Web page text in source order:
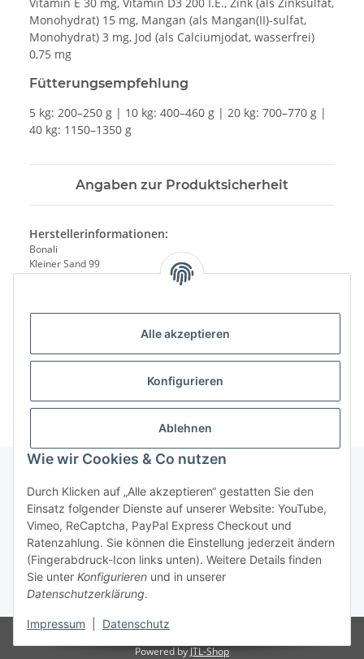
Alle akzeptieren
Konfigurieren
Ablehnen
Wie wir Cookies & Co nutzen
Durch Klicken auf „Alle akzeptieren“ gestatten Sie den
Einsatz folgender Dienste auf unserer Website: YouTube,
Vimeo, ReCaptcha, PayPal Express Checkout und
Ratenzahlung. Sie können die Einstellung jederzeit ändern
(Fingerabdruck-Icon links unten). Weitere Details finden
Sie unter Konfigurieren und in unserer
Datenschutzerklärung.
Impressum Datenschutz
Monohydrat) 15 mg, Mangan (als Mangan(II)-sulfat,
Monohydrat) 3 mg, Jod (als Calciumjodat, wasserfrei)
0,75 mg
Fütterungsempfehlung
5 kg: 200–250 g | 10 kg: 400–460 g | 20 kg: 700–770 g |
40 kg: 1150–1350 g
Angaben zur Produktsicherheit
Herstellerinformationen:
Bonali
Kleiner Sand 99
Uetersen, Deutschland, 25436
Informationen
Gesetzliche Informationen
* Alle Preise zzgl. gesetzlicher USt.
Powered byJTL-Shop